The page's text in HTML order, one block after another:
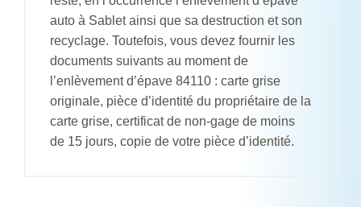
auto à Sablet ainsi que sa destruction et son
recyclage. Toutefois, vous devez fournir les
documents suivants au moment de
l’enlèvement d’épave 84110 : carte grise
originale, pièce d’identité du propriétaire de la
carte grise, certificat de non-gage de moins
de 15 jours, copie de votre pièce d’identité.